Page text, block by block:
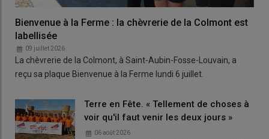
Bienvenue à la Ferme : la chèvrerie de la Colmont est
labellisée
09 juillet 2026
La chèvrerie de la Colmont, à Saint-Aubin-Fosse-Louvain, a
reçu sa plaque Bienvenue à la Ferme lundi 6 juillet.
Terre en Fête. « Tellement de choses à
voir qu'il faut venir les deux jours »
06 août 2026